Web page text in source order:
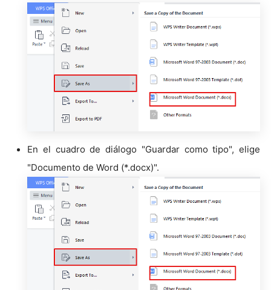
En el cuadro de diálogo "Guardar como tipo", elige
"Documento de Word (*.docx)".